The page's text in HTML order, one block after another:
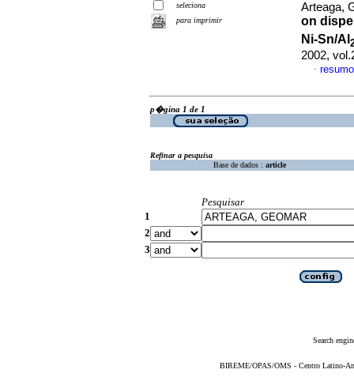
seleciona
para imprimir
Arteaga,
on
Ni-Sn/Al
2002,
·
p�gina 1 de 1
Refinar a pesquisa
Base de dados : article
Pesquisar
1
2
3
Search
BIREME/OPAS/OMS - Centro Latino-